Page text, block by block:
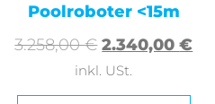
Poolroboter <15m
3.258,00€ 2.340,00€
inkl. USt.